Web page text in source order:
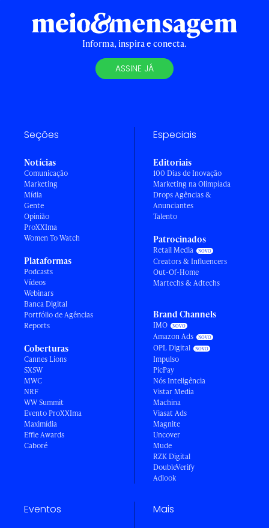
Informa, inspira e conecta.
ASSINE JÁ
Seções
Notícias
Comunicação
Marketing
Mídia
Gente
Opinião
ProXXIma
Women To Watch
Plataformas
Podcasts
Vídeos
Webinars
Banca Digital
Portfólio de Agências
Reports
Coberturas
Cannes Lions
SXSW
MWC
NRF
WW Summit
Evento ProXXIma
Maximídia
Effie Awards
Caboré
Especiais
Editoriais
100 Dias de Inovação
Marketing na Olimpíada
Drops Agências &
Anunciantes
Talento
Patrocinados
Retail Media
Creators & Influencers
Out-Of-Home
Martechs & Adtechs
Brand Channels
IMO
Amazon Ads
OPL Digital
Impulso
PicPay
Nós Inteligência
Vistar Media
Machina
Viasat Ads
Magnite
Uncover
Mude
RZK Digital
DoubleVerify
Adlook
Eventos Mais